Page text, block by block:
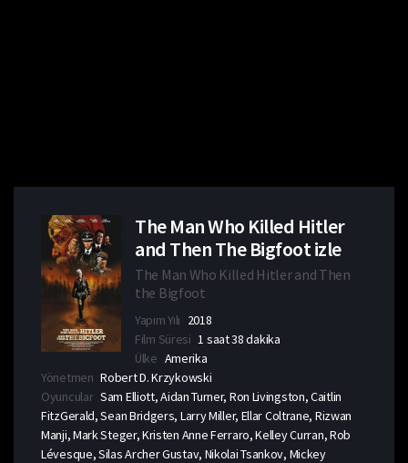
The Man Who Killed Hitler
and Then The Bigfoot izle
The Man Who Killed Hitler and Then
the Bigfoot
Yapım Yılı 2018
Film Süresi 1 saat 38 dakika
Ülke Amerika
Yönetmen Robert D. Krzykowski
Oyuncular Sam Elliott, Aidan Turner, Ron Livingston, Caitlin
FitzGerald, Sean Bridgers, Larry Miller, Ellar Coltrane, Rizwan
Manji, Mark Steger, Kristen Anne Ferraro, Kelley Curran, Rob
Lévesque, Silas Archer Gustav, Nikolai Tsankov, Mickey